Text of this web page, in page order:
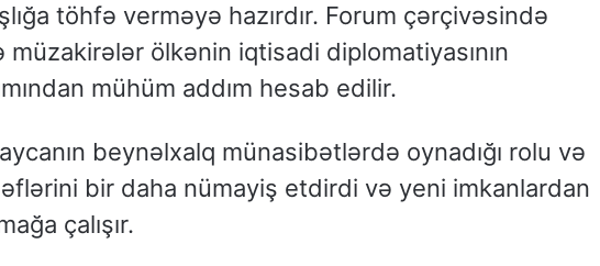
töhfə verməyə hazırdır. Forum çərçivəsində
ölkənin iqtisadi diplomatiyasının
mühüm addım hesab edilir.
beynəlxalq münasibətlərdə oynadığı rolu və
bir daha nümayiş etdirdi və yeni imkanlardan
çalışır.